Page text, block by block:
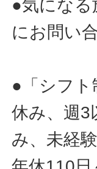
●気にな
にお問い
●「シフト
休み、週3
み、未経